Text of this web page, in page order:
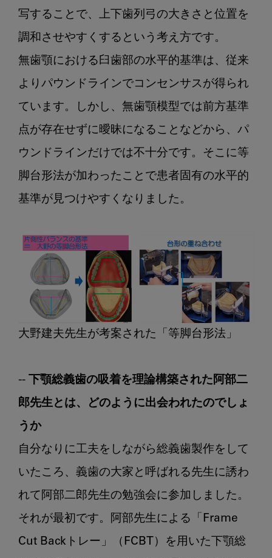
写することで、上下歯列弓の大きさと位置を
調和させやすくするという考え方です。
無歯顎における臼歯部の水平的基準は、従来
よりパウンドラインでコンセンサスが得られ
ています。しかし、無歯顎模型では前方基準
点が存在せずに曖昧になることなどから、パ
ウンドラインだけでは不十分です。そこに等
脚台形法が加わったことで患者固有の水平的
基準が見つけやすくなりました。
大野建夫先生が考案された「等脚台形法」
-- 下顎総義歯の吸着を理論構築された阿部二
郎先生とは、どのように出会われたのでしょ
うか
自分なりに工夫をしながら総義歯製作をして
いたころ、義歯の大家と呼ばれる先生に誘わ
れて阿部二郎先生の勉強会に参加しました。
それが最初です。阿部先生による「Frame
Cut Backトレー」（FCBT）を用いた下顎総